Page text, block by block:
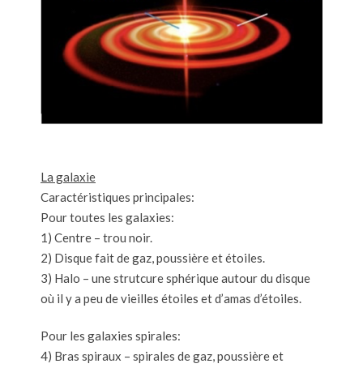
La galaxie
Caractéristiques principales:
Pour toutes les galaxies:
1) Centre – trou noir.
2) Disque fait de gaz, poussière et étoiles.
3) Halo – une strutcure sphérique autour du disque
où il y a peu de vieilles étoiles et d’amas d’étoiles.
Pour les galaxies spirales:
4) Bras spiraux – spirales de gaz, poussière et